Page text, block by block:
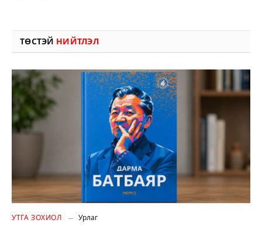
ТӨСТЭЙ НИЙТЛЭЛ
УТГА ЗОХИОЛ Урлаг